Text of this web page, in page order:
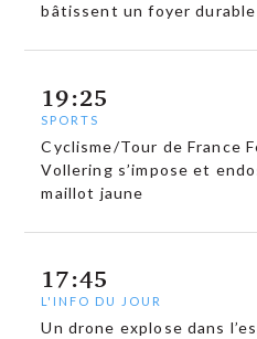
bâtissent un foyer durable
19:25
SPORTS
Cyclisme/Tour de France
Vollering s’impose et
maillot jaune
17:45
L'INFO DU JOUR
Un drone explose dans